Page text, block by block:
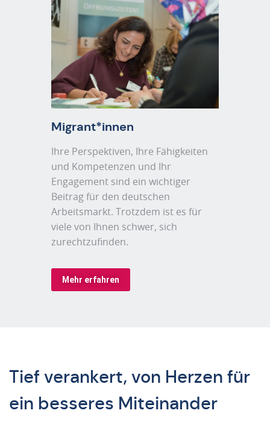
Migrant*innen
Ihre Perspektiven, Ihre Fähigkeiten
und Kompetenzen und Ihr
Engagement sind ein wichtiger
Beitrag für den deutschen
Arbeitsmarkt. Trotzdem ist es für
viele von Ihnen schwer, sich
zurechtzufinden.
Mehr erfahren
Tief verankert, von Herzen für
ein besseres Miteinander